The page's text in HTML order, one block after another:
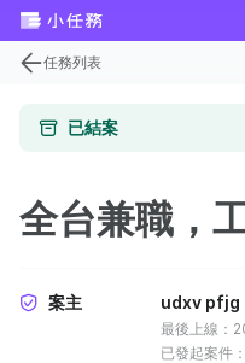
任務列表
已結案
全台兼職，
案主 udxv pfjg
最後上線：
已發起案件：